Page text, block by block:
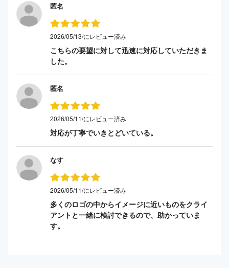
匿名
2026/05/13/にレビュー済み
こちらの要望に対して迅速に対応していただきま
した。
匿名
2026/05/11/にレビュー済み
対応が丁寧でいきとどいている。
なす
2026/05/11/にレビュー済み
多くのロゴの中からイメージに近いものをクライ
アントと一緒に検討できるので、助かっていま
す。